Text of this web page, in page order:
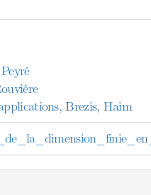
Brezis, Haim